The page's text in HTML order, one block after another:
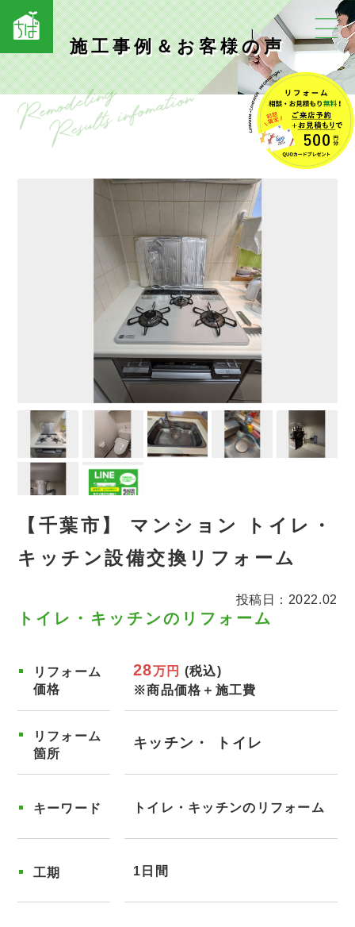
施工事例＆お客様の声
【千葉市】 マンション トイレ・
キッチン設備交換リフォーム
投稿日：2022.02
トイレ・キッチンのリフォーム
リフォーム
価格
28万円 (税込)
※商品価格＋施工費
リフォーム
箇所
キッチン トイレ
キーワード トイレ・キッチンのリフォーム
工期 1日間